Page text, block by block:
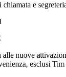
e
alle nuove
esclusi Tim